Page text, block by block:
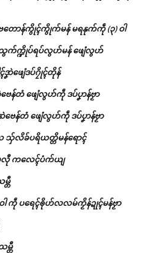
ောန်ကွိုၚ်ကွိုက်မန် မရနုက်ကဵု (၃) ဝါ
က်က္ဍိုပ်ရပ်လွဟ်မန် ဖျေံလွဟ်
ဒၞာဲဖျေံဒပ်ဂၠိုၚ်တိုန်
ေန်တံ ဖျေံလွဟ်ကဵု ဒပ်ပၞာန်ဗၟာ
ေန်တံ ဖျေံလွဟ်ကဵု ဒပ်ပၞာန်ဗၟာ
လိခ်ပရိယတ္တိမန်ရောၚ်
ကလေၚ်ပံက်ယျ
တီ
ါ ကဵု ပရေၚ်ၜိုဟ်လလမ်ကၟိန်ဍုၚ်မန်ဗၟာ
တီ